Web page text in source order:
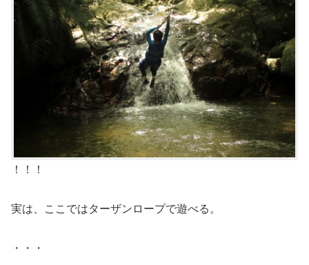
！！！
実は、ここではターザンロープで遊べる。
・・・